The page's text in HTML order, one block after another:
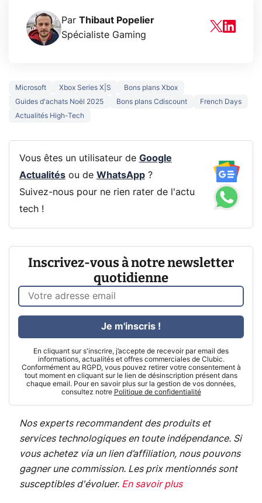
Par Thibaut Popelier
Spécialiste Gaming
Microsoft Xbox Series X|S
Bons plans Xbox
Guides d'achats Noël 2025
Bons plans Cdiscount
French Days
Actualités High-Tech
Vous êtes un utilisateur de Google
Actualitésou de WhatsApp?
Suivez-nous pour ne rien rater de l'actu
tech !
Inscrivez-vous à notre newsletter
quotidienne
En cliquant sur s'inscrire, j’accepte de recevoir par email des
informations, actualités et offres commerciales de Clubic.
Conformément au RGPD, vous pouvez retirer votre consentement à
tout moment en cliquant sur le lien de désinscription présent dans
chaque email. Pour en savoir plus sur la gestion de vos données,
consultez notre Politique de confidentialité
Je m'inscris !
Nos experts recommandent des produits et
services technologiques en toute indépendance. Si
vous achetez via un lien d’affiliation, nous pouvons
gagner une commission. Les prix mentionnés sont
susceptibles d'évoluer. En savoir plus